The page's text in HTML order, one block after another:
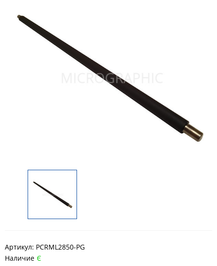
Артикул: PCRML2850-PG
Наличие Є